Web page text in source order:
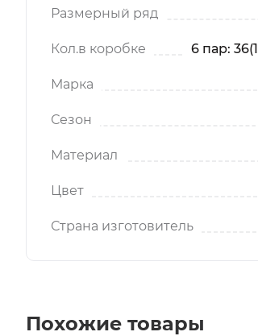
Размерный ряд
Кол.в коробке 6 пар:
Марка
Сезон
Материал
Цвет
Страна изготовитель
Похожие товары